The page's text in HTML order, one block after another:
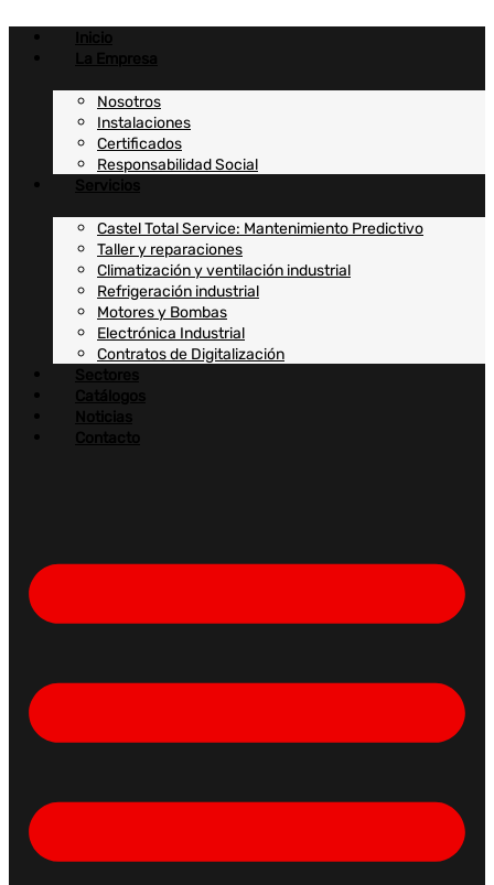
contenido
Inicio
La Empresa
Nosotros
Instalaciones
Certificados
Responsabilidad Social
Servicios
Castel Total Service: Mantenimiento Predictivo
Taller y reparaciones
Climatización y ventilación industrial
Refrigeración industrial
Motores y Bombas
Electrónica Industrial
Contratos de Digitalización
Sectores
Catálogos
Noticias
Contacto